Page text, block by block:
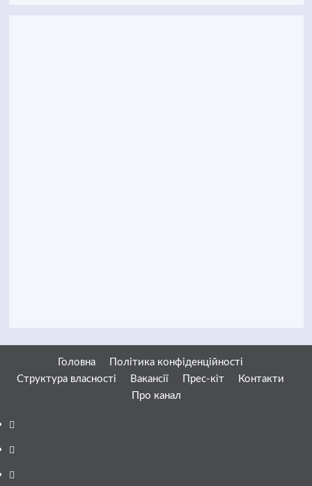
Головна
Політика конфіденційності
Структура власності
Вакансії Прес-кіт
Контакти
Про канал
Facebook
YouTube
Telegram